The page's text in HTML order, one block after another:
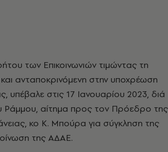
των Επικοινωνιών τιμώντας τη
ανταποκρινόμενη στην υποχρέωση
υπέβαλε στις 17 Ιανουαρίου 2023, διά
αίτημα προς τον Πρόεδρο της
κο Κ. Μπούρα για σύγκληση της
της ΑΔΑΕ.